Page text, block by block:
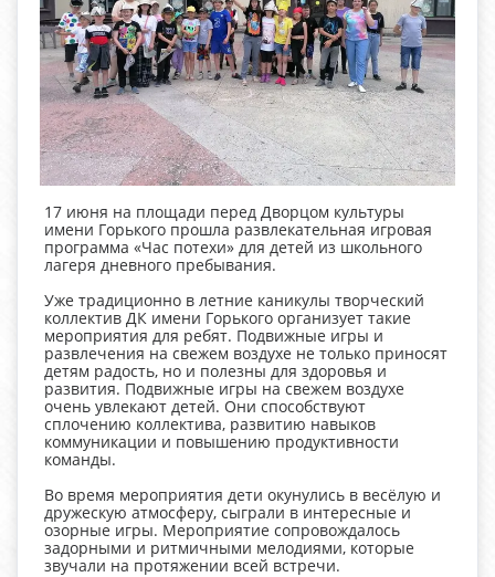
17 июня на площади перед Дворцом культуры
имени Горького прошла развлекательная игровая
программа «Час потехи» для детей из школьного
лагеря дневного пребывания.
Уже традиционно в летние каникулы творческий
коллектив ДК имени Горького организует такие
мероприятия для ребят. Подвижные игры и
развлечения на свежем воздухе не только приносят
детям радость, но и полезны для здоровья и
развития. Подвижные игры на свежем воздухе
очень увлекают детей. Они способствуют
сплочению коллектива, развитию навыков
коммуникации и повышению продуктивности
команды.
Во время мероприятия дети окунулись в весёлую и
дружескую атмосферу, сыграли в интересные и
озорные игры. Мероприятие сопровождалось
задорными и ритмичными мелодиями, которые
звучали на протяжении всей встречи.